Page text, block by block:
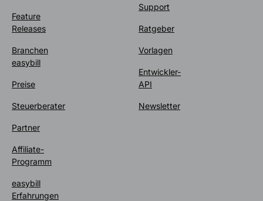
Feature
Releases
Branchen
easybill
Preise
Steuerberater
Partner
Affiliate-
Programm
easybill
Erfahrungen
Support
Ratgeber
Vorlagen
Entwickler-
API
Newsletter